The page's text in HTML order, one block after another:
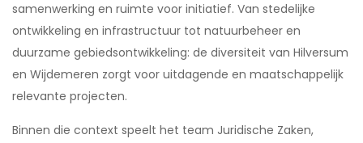
samenwerking en ruimte voor initiatief. Van stedelijke
ontwikkeling en infrastructuur tot natuurbeheer en
duurzame gebiedsontwikkeling: de diversiteit van Hilversum
en Wijdemeren zorgt voor uitdagende en maatschappelijk
relevante projecten.
Binnen die context speelt het team Juridische Zaken,